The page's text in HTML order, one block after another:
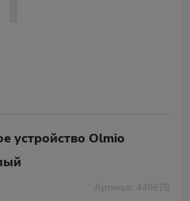
устройство Olmio
Артикул: 449878